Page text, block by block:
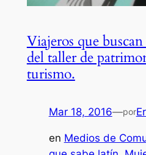
Viajeros que
del taller de
turismo.
Mar 18, 2016—por
en Medios de